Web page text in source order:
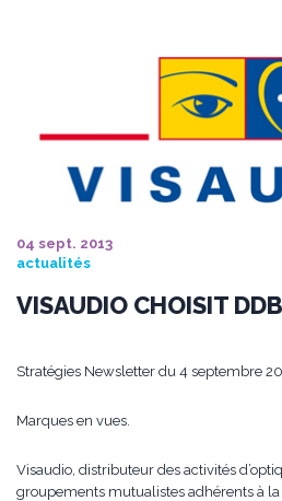
04 sept. 2013
actualités
VISAUDIO CHOISIT
Stratégies Newsletter du 4 septembre
Marques en vues.
Visaudio, distributeur des activités
groupements mutualistes adhérents à